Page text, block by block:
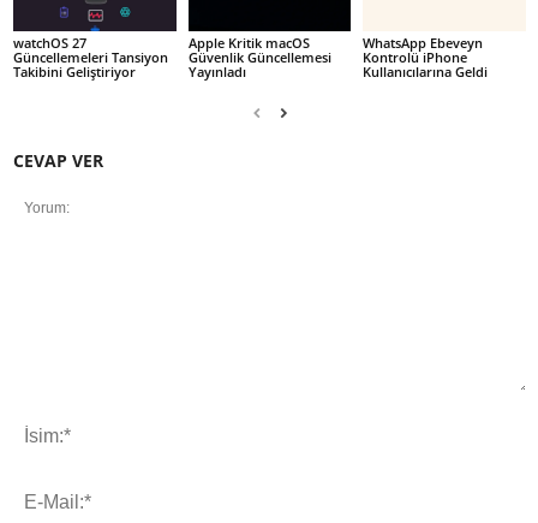
watchOS 27
Güncellemeleri Tansiyon
Takibini Geliştiriyor
Apple Kritik macOS
Güvenlik Güncellemesi
Yayınladı
WhatsApp Ebeveyn
Kontrolü iPhone
Kullanıcılarına Geldi
CEVAP VER